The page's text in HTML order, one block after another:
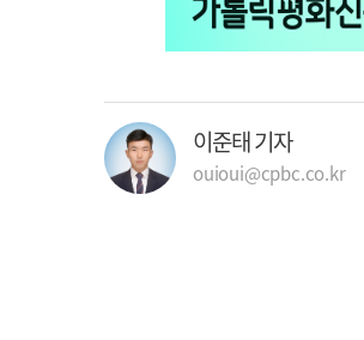
이준태 기자
ouioui@cpbc.co.kr